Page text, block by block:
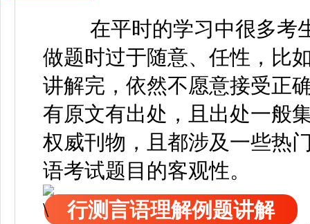
在平时的学习中很多考
做题时过于随意、任性，比
讲解完，依然不愿意接受正
有原文有出处，且出处一般
权威刊物，且都涉及一些热
语考试题目的客观性。
行测言语理解例题讲解